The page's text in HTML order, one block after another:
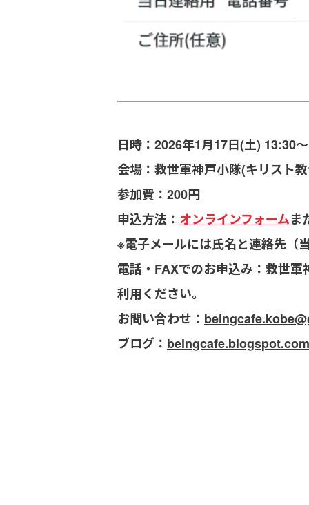
日時：2026年1月17日(土) 13:30
会場：救世軍神戸小隊(キリスト
参加費：200円
申込方法： オンラインフォームま
※電子メールには氏名と連絡先（
電話・FAXでのお申込み：救世
利用ください。
お問い合わせ：
ブログ： beingcafe.blogspot.com